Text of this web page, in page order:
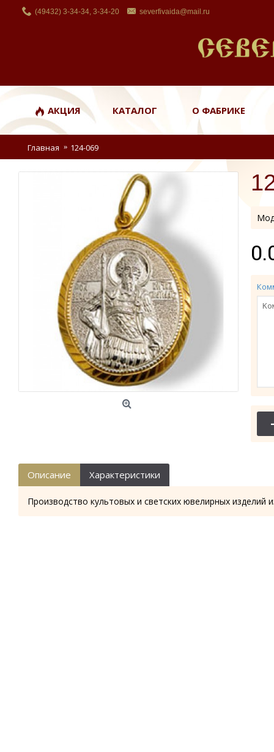
(49432) 3-34-34, 3-34-20 severfivaida@mail.ru
АКЦИЯ КАТАЛОГ О ФАБРИКЕ
Главная 124-069
-
Описание Характеристики
Производство культовых и светских ювелирных изделий